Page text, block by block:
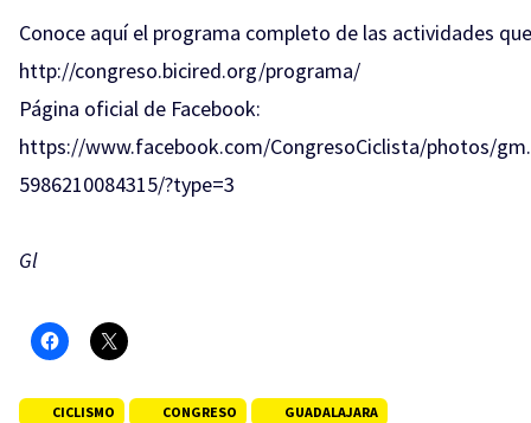
Conoce aquí el programa completo de las actividades
http://congreso.bicired.org/programa/
Página oficial de Facebook:
https://www.facebook.com/CongresoCiclista/photos/
5986210084315/?type=3
Gl
CICLISMO CONGRESO GUADALAJARA